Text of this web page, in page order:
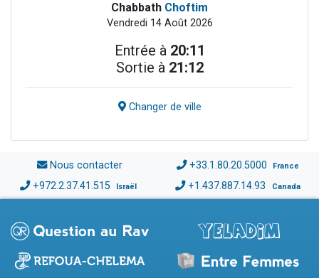
Chabbath Choftim
Vendredi 14 Août 2026
Entrée à 20:11
Sortie à 21:12
Changer de ville
Nous contacter +33.1.80.20.5000 France
+972.2.37.41.515 Israël +1.437.887.14.93 Canada